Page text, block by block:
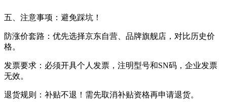
五、注意事项：避免踩坑！
防涨价套路：优先选择京东自营、品牌旗舰店，对比历史价
格。
发票要求：必须开具个人发票，注明型号和SN码，企业发票
无效。
退货规则：补贴不退！需先取消补贴资格再申请退货。